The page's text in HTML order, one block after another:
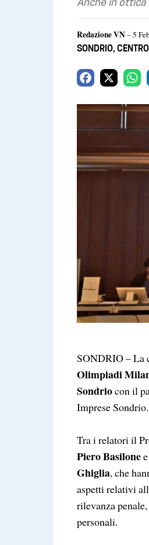
Redazione VN– 5
SONDRIO,
c
e
o
a
t
A
SONDRIO – La
Olimpiadi
Sondriocon il
Imprese Sondrio.
Tra i relatori il
Piero Basilone
Ghiglia, che
aspetti relativi
rilevanza
personali.